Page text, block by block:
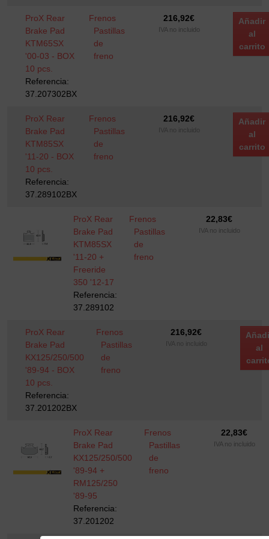
ProX Rear
Brake Pad
KTM65SX
'00-03 - BOX
10 pcs.
Referencia:
37.207302BX
Frenos
Pastillas
de
freno
216,92€
IVA no incluido
Añadir
al
carrito
ProX Rear
Brake Pad
KTM85SX
'11-20 - BOX
10 pcs.
Referencia:
37.289102BX
Frenos
Pastillas
de
freno
216,92€
IVA no incluido
Añadir
al
carrito
ProX Rear
Brake Pad
KTM85SX
'11-20 +
Freeride
350 '12-17
Referencia:
37.289102
Frenos
Pastillas
de
freno
22,83€
IVA no incluido
ProX Rear
Brake Pad
KX125/250/500
'89-94 - BOX
10 pcs.
Referencia:
37.201202BX
Frenos
Pastillas
de
freno
216,92€
IVA no incluido
al
ProX Rear
Brake Pad
KX125/250/500
'89-94 +
RM125/250
'89-95
Referencia:
37.201202
Frenos
Pastillas
de
freno
22,83€
IVA no incluido